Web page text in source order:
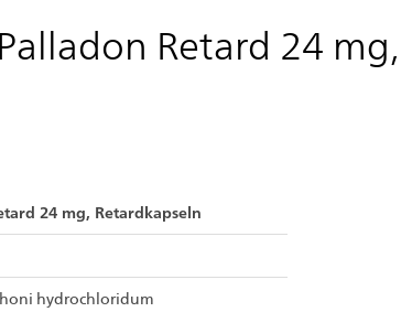
Retard 24 mg,
24 mg, Retardkapseln
hydrochloridum